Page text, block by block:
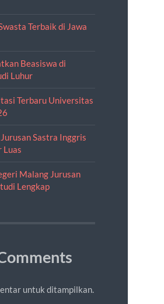
Terbaik di Jawa
Beasiswa di
Luhur
Terbaru Universitas
Sastra Inggris
Luas
Malang Jurusan
Lengkap
untuk ditampilkan.